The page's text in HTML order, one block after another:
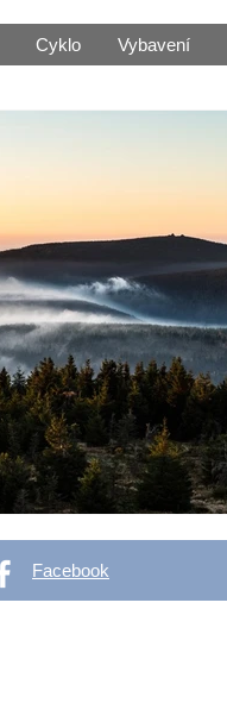
Cyklo Vybavení
Facebook